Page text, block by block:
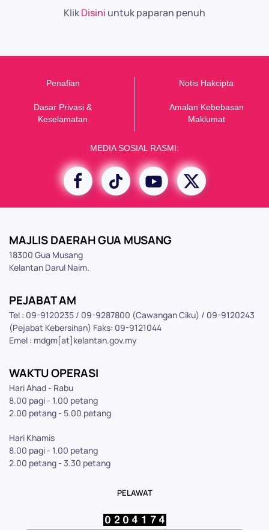
KlikDisini untuk paparan penuh
Penafian
Dasar Privasi &
Keselamatan
Notis Hakcipta
Amalan Kebebasan
Maklumat
MEDIA SOSIAL RASMI:
MAJLIS DAERAH GUA MUSANG
18300 Gua Musang
Kelantan Darul Naim.
PEJABAT AM
Tel : 09-9120235 / 09-9287800 (Cawangan Ciku) / 09-9120243
(Pejabat Kebersihan) Faks: 09-9121044
Emel : mdgm[at]kelantan.gov.my
WAKTU OPERASI
Hari Ahad - Rabu
8.00 pagi - 1.00 petang
2.00 petang - 5.00 petang
Hari Khamis
8.00 pagi - 1.00 petang
2.00 petang - 3.30 petang
PELAWAT